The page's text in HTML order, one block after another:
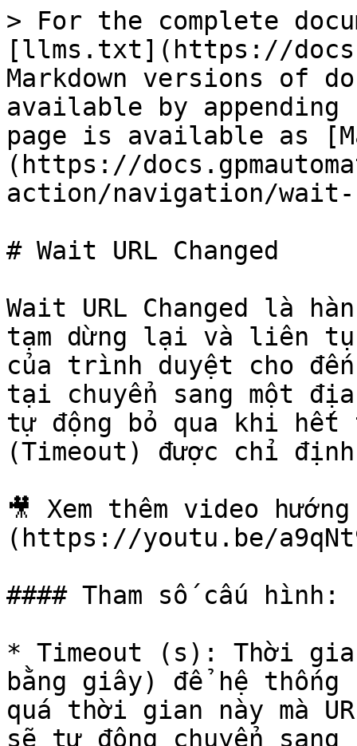
> For the complete
[llms.txt](https://
Markdown versions of
available by
page is available as
(https://
action/navigation/wait-
# Wait URL Changed
Wait URL Changed là
tạm dừng lại và liên
của trình duyệt cho
tại chuyển sang một
tự động bỏ qua khi
(Timeout) được chỉ
🎥 Xem thêm video
(https://youtu.be/
#### Tham số cấu hình:
* Timeout (s): Thời
bằng giây) để hệ thống
quá thời gian này mà
sẽ tự động chuyển